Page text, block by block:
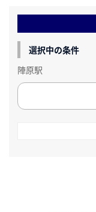
選択中の条件
陣原駅